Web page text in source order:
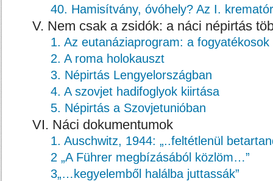
40. Hamisítvány, óvóhely? Az I.
V. Nem csak a zsidók: a náci népirtás
1. Az eutanáziaprogram: a
2. A roma holokauszt
3. Népirtás Lengyelországban
4. A szovjet hadifoglyok kiirtása
5. Népirtás a Szovjetunióban
VI. Náci dokumentumok
1. Auschwitz, 1944: „..feltétlenül
2 „A Führer megbízásából közlöm…”
3„…kegyelemből halálba juttassák”